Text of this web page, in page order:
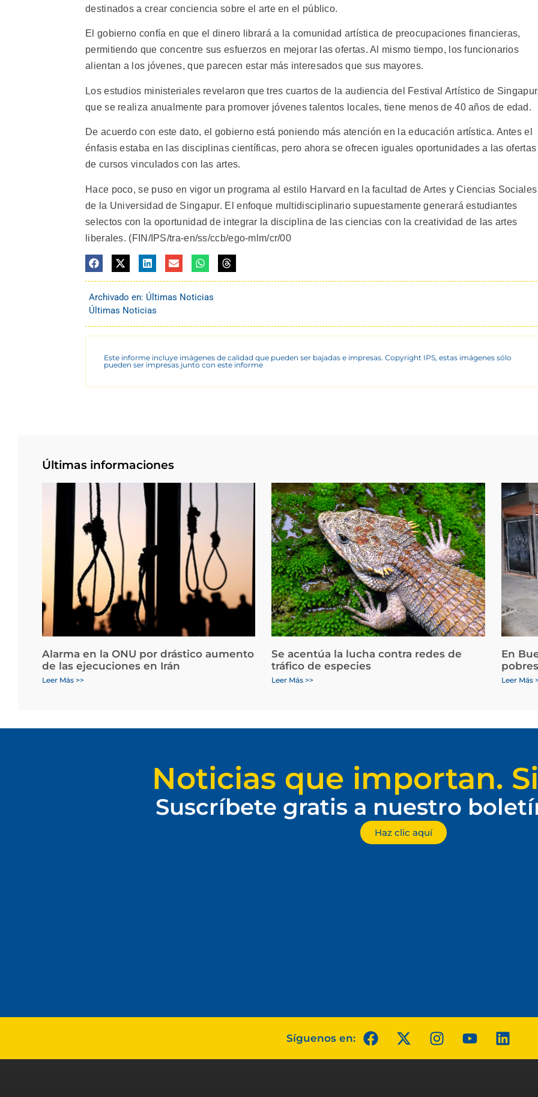
destinados a crear conciencia sobre el arte en el público.
El gobierno confía en que el dinero librará a la comunidad artística de preocupaciones financieras,
permitiendo que concentre sus esfuerzos en mejorar las ofertas. Al mismo tiempo, los funcionarios
alientan a los jóvenes, que parecen estar más interesados que sus mayores.
Los estudios ministeriales revelaron que tres cuartos de la audiencia del Festival Artístico de
que se realiza anualmente para promover jóvenes talentos locales, tiene menos de 40 años de edad.
De acuerdo con este dato, el gobierno está poniendo más atención en la educación artística. Antes el
énfasis estaba en las disciplinas científicas, pero ahora se ofrecen iguales oportunidades a las ofertas
de cursos vinculados con las artes.
Hace poco, se puso en vigor un programa al estilo Harvard en la facultad de Artes y Ciencias Sociales
de la Universidad de Singapur. El enfoque multidisciplinario supuestamente generará estudiantes
selectos con la oportunidad de integrar la disciplina de las ciencias con la creatividad de las artes
liberales. (FIN/IPS/tra-en/ss/ccb/ego-mlm/cr/00
Archivado en: Últimas Noticias
Últimas Noticias
Este informe incluye imágenes de calidad que pueden ser bajadas e impresas. Copyright IPS, estas imágenes sólo
pueden ser impresas junto con este informe
Últimas informaciones
Alarma en la ONU por drástico aumento
de las ejecuciones en Irán
Leer Más >>
Se acentúa la lucha contra redes de
tráfico de especies
Leer Más >>
En
Leer Más
Noticias que importan.
Suscríbete gratis a nuestro
Haz clic aquí
Síguenos en: